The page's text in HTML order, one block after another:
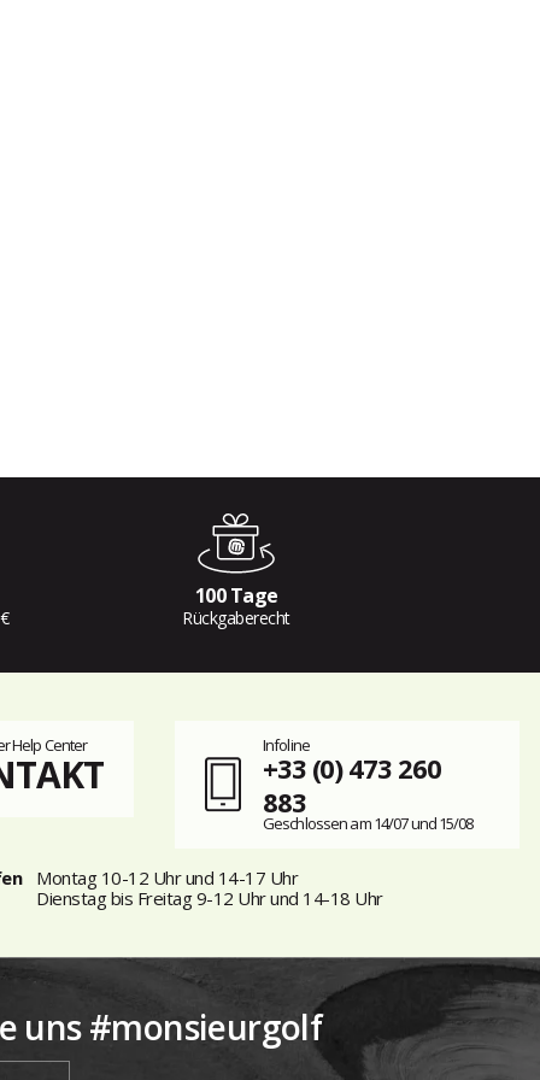
100 Tage
Rückgaberecht
Help Center Infoline
+33 (0) 473 260
883
Geschlossen am 14/07 und 15/08
Montag 10-12 Uhr und 14-17 Uhr
Dienstag bis Freitag 9-12 Uhr und 14-18 Uhr
uns #monsieurgolf